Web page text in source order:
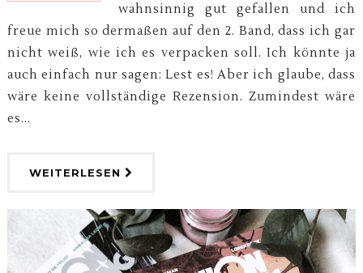
wahnsinnig gut gefallen und ich
freue mich so dermaßen auf den 2. Band, dass ich gar
nicht weiß, wie ich es verpacken soll. Ich könnte ja
auch einfach nur sagen: Lest es! Aber ich glaube, dass
wäre keine vollständige Rezension. Zumindest wäre
es...
WEITERLESEN